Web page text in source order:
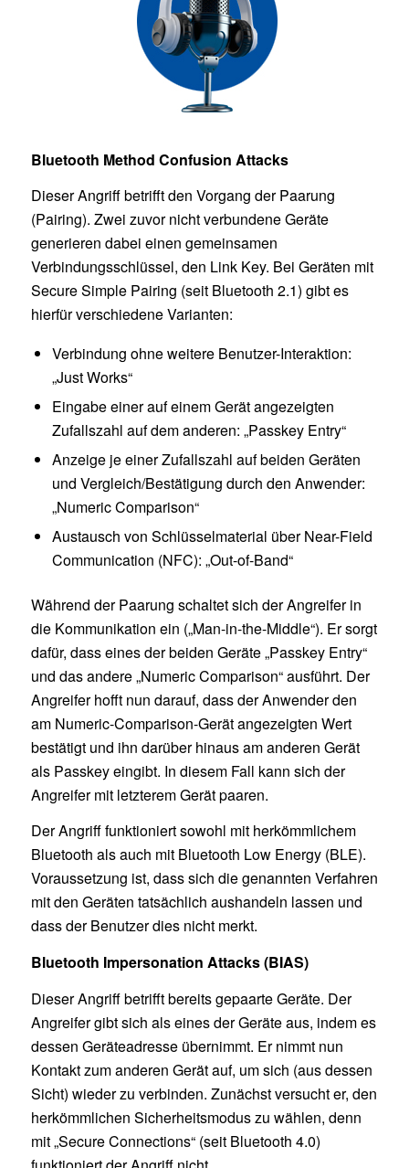
Bluetooth Method Confusion Attacks
Dieser Angriff betrifft den Vorgang der Paarung
(Pairing). Zwei zuvor nicht verbundene Geräte
generieren dabei einen gemeinsamen
Verbindungsschlüssel, den Link Key. Bei Geräten mit
Secure Simple Pairing (seit Bluetooth 2.1) gibt es
hierfür verschiedene Varianten:
Verbindung ohne weitere Benutzer-Interaktion:
„Just Works“
Eingabe einer auf einem Gerät angezeigten
Zufallszahl auf dem anderen: „Passkey Entry“
Anzeige je einer Zufallszahl auf beiden Geräten
und Vergleich/Bestätigung durch den Anwender:
„Numeric Comparison“
Austausch von Schlüsselmaterial über Near-Field
Communication (NFC): „Out-of-Band“
Während der Paarung schaltet sich der Angreifer in
die Kommunikation ein („Man-in-the-Middle“). Er sorgt
dafür, dass eines der beiden Geräte „Passkey Entry“
und das andere „Numeric Comparison“ ausführt. Der
Angreifer hofft nun darauf, dass der Anwender den
am Numeric-Comparison-Gerät angezeigten Wert
bestätigt und ihn darüber hinaus am anderen Gerät
als Passkey eingibt. In diesem Fall kann sich der
Angreifer mit letzterem Gerät paaren.
Der Angriff funktioniert sowohl mit herkömmlichem
Bluetooth als auch mit Bluetooth Low Energy (BLE).
Voraussetzung ist, dass sich die genannten Verfahren
mit den Geräten tatsächlich aushandeln lassen und
dass der Benutzer dies nicht merkt.
Bluetooth Impersonation Attacks (BIAS)
Dieser Angriff betrifft bereits gepaarte Geräte. Der
Angreifer gibt sich als eines der Geräte aus, indem es
dessen Geräteadresse übernimmt. Er nimmt nun
Kontakt zum anderen Gerät auf, um sich (aus dessen
Sicht) wieder zu verbinden. Zunächst versucht er, den
herkömmlichen Sicherheitsmodus zu wählen, denn
mit „Secure Connections“ (seit Bluetooth 4.0)